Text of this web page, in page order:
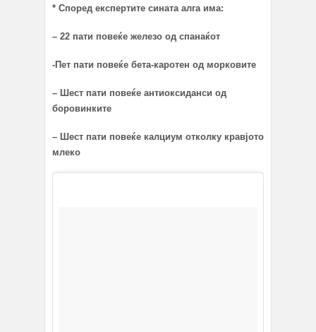
* Според експертите сината алга има:
– 22 пати повеќе железо од спанаќот
-Пет пати повеќе бета-каротен од морковите
– Шест пати повеќе антиоксиданси од
боровинките
– Шест пати повеќе калциум отколку кравјото
млеко